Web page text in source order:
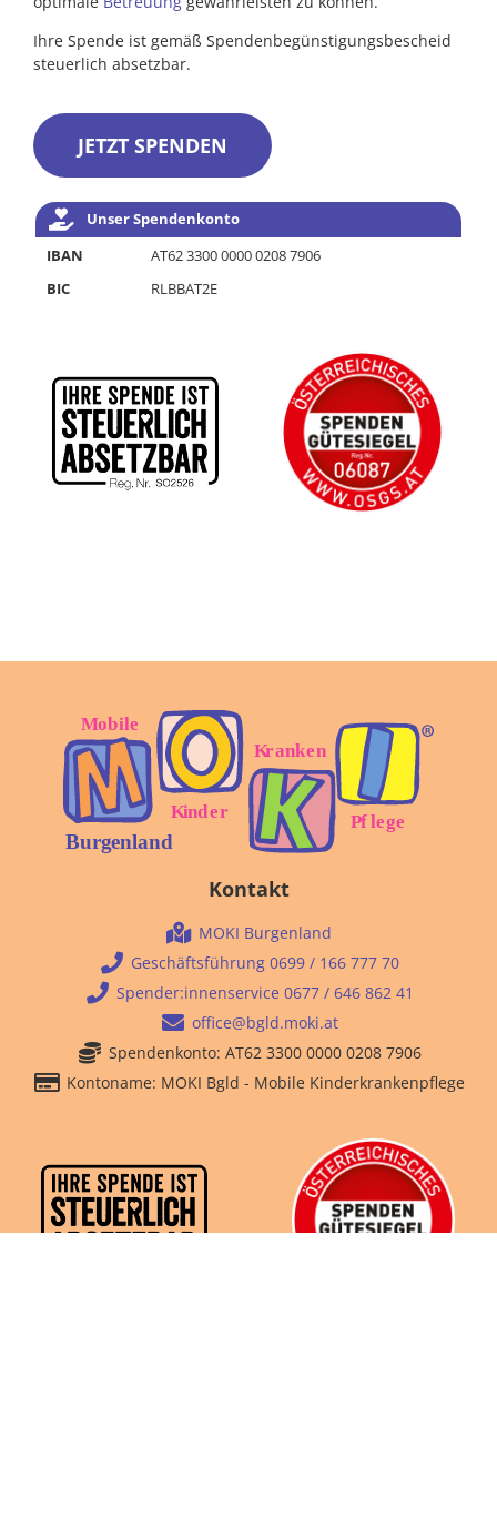
Ihre Spende ist gemäß Spendenbegünstigungsbescheid
steuerlich absetzbar.
JETZT SPENDEN
Unser Spendenkonto
IBAN
AT62 3300 0000 0208 7906
BIC
RLBBAT2E
Kontakt
MOKI Burgenland
Geschäftsführung 0699 / 166 777 70
Spender:innenservice 0677 / 646 862 41
office@bgld.moki.at
Spendenkonto: AT62 3300 0000 0208 7906
Kontoname: MOKI Bgld - Mobile Kinderkrankenpflege